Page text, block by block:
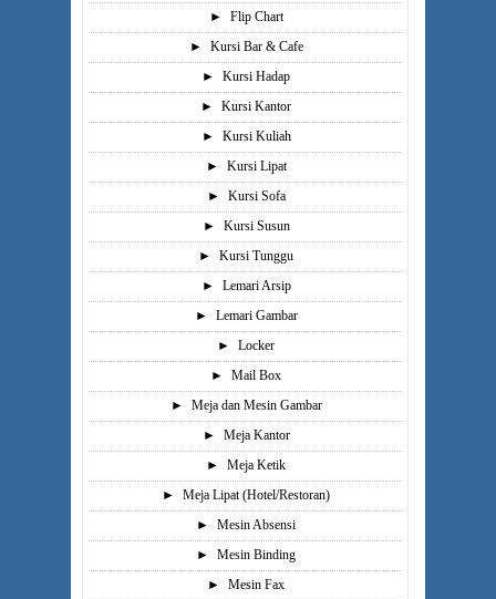
►
Flip Chart
►
Kursi Bar & Cafe
►
Kursi Hadap
►
Kursi Kantor
►
Kursi Kuliah
►
Kursi Lipat
►
Kursi Sofa
►
Kursi Susun
►
Kursi Tunggu
►
Lemari Arsip
►
Lemari Gambar
►
Locker
►
Mail Box
►
Meja dan Mesin Gambar
►
Meja Kantor
►
Meja Ketik
►
Meja Lipat (Hotel/Restoran)
►
Mesin Absensi
►
Mesin Binding
►
Mesin Fax